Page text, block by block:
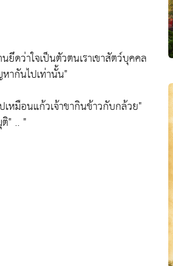
ยึดว่าใจเป็นตัวตนเราเขาสัตว์บุคคล
ากันไปเท่านั้น"
หมือนแก้วเจ้าขากินข้าวกับกล้วย"
" .. "